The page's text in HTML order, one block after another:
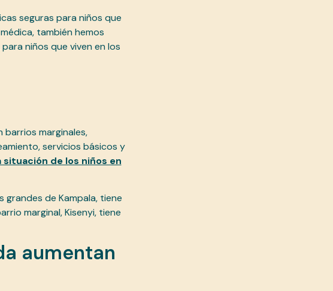
seguras para niños que
también hemos
niños que viven en los
barrios marginales,
servicios básicos y
situación de los niños en
grandes de Kampala, tiene
marginal, Kisenyi, tiene
aumentan